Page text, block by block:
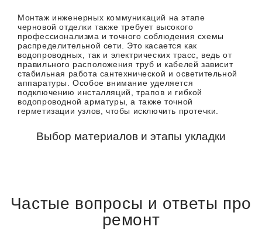
Монтаж инженерных коммуникаций на этапе
черновой отделки также требует высокого
профессионализма и точного соблюдения схемы
распределительной сети. Это касается как
водопроводных, так и электрических трасс, ведь от
правильного расположения труб и кабелей зависит
стабильная работа сантехнической и осветительной
аппаратуры. Особое внимание уделяется
подключению инсталляций, трапов и гибкой
водопроводной арматуры, а также точной
герметизации узлов, чтобы исключить протечки.
Выбор материалов и этапы укладки
гипсокартон и гипсовые растворы, которые
обеспечивают надежное сцепление с финишной
отделкой. Оштукатуривание стен и потолков, как и
заделка всех углов и торцов, проводятся
Частые вопросы и ответы про
ремонт